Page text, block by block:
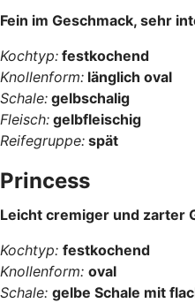
Fein im Geschmack, sehr
Kochtyp: festkochend
Knollenform: länglich oval
Schale: gelbschalig
Fleisch: gelbfleischig
Reifegruppe: spät
Princess
Leicht cremiger und zarter
Kochtyp: festkochend
Knollenform: oval
Schale: gelbe Schale mit